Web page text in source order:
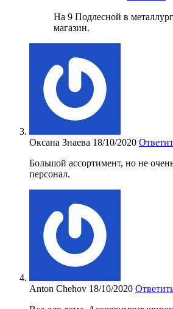
На 9 Подлесной в
магазин.
Оксана Знаева 18/10/2020
Большой ассортимент, но не
персонал.
​Anton Chehov 18/10/2020